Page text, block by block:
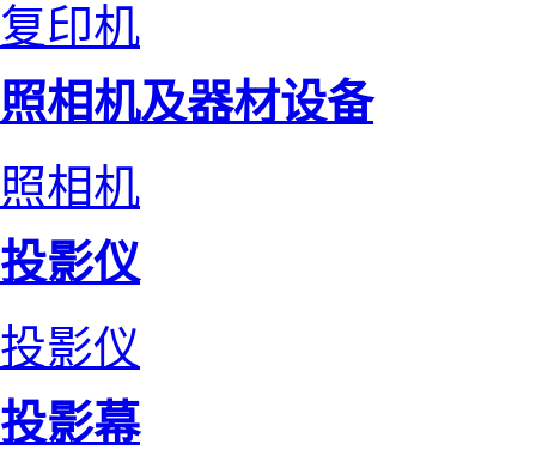
复印机
照相机及器材设备
照相机
投影仪
投影仪
投影幕